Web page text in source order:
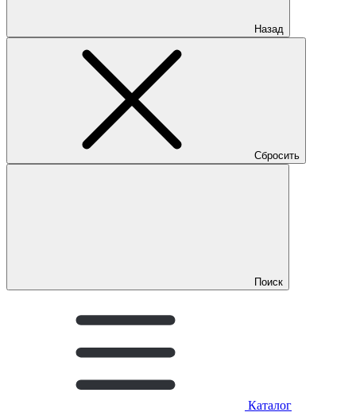
Назад
Сбросить
Поиск
Каталог